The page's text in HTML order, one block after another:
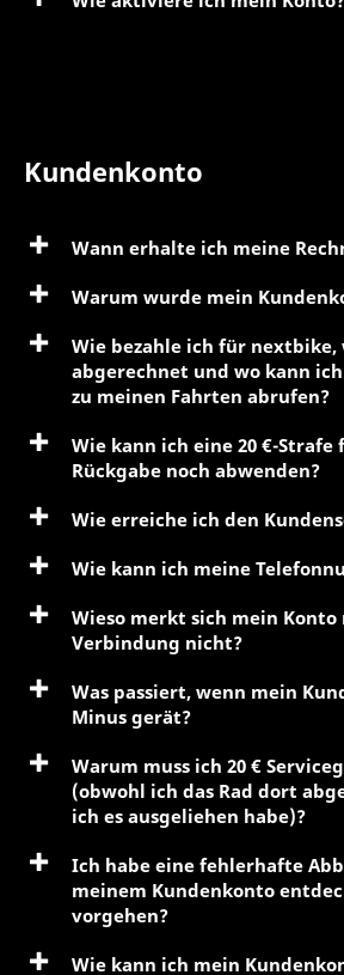
Kundenkonto
Wann erhalte ich meine
Warum wurde mein
Wie bezahle ich für nextbike,
abgerechnet und wo kann
zu meinen Fahrten abrufen?
Wie kann ich eine 20 €-Strafe
Rückgabe noch abwenden?
Wie erreiche ich den
Wie kann ich meine
Wieso merkt sich mein Konto
Verbindung nicht?
Was passiert, wenn mein
Minus gerät?
Warum muss ich 20 €
(obwohl ich das Rad dort
ich es ausgeliehen habe)?
Ich habe eine fehlerhafte
meinem Kundenkonto
vorgehen?
Wie kann ich mein